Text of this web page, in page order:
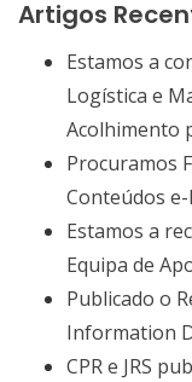
Artigos
Estamos a
Logística e
Acolhimento
Procuramos
Conteúdos
Estamos a
Equipa de
Publicado o
Information
CPR e JRS